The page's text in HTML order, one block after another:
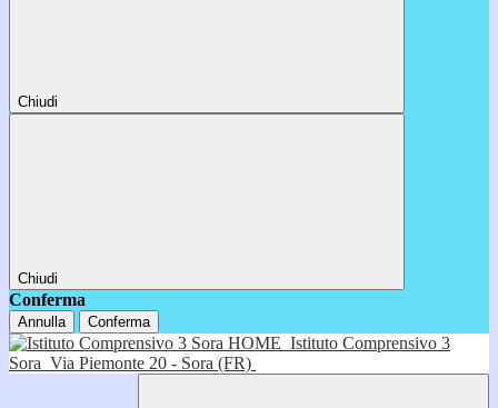
Chiudi
Chiudi
Conferma
Annulla Conferma
HOME Istituto Comprensivo 3
Sora Via Piemonte 20 - Sora (FR)